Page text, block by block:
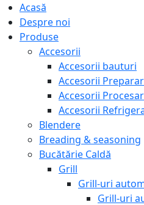
Acasă
Despre noi
Produse
Accesorii
Accesorii bauturi
Accesorii
Accesorii
Accesorii
Blendere
Breading & seasoning
Bucătărie Caldă
Grill
Grill-uri
Grill-uri